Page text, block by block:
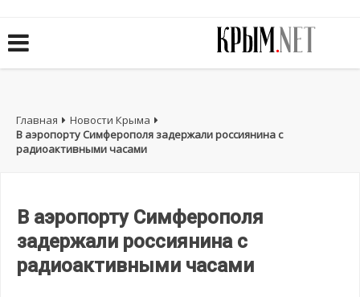
Главная
Новости Крыма
В аэропорту Симферополя задержали россиянина с
радиоактивными часами
В аэропорту Симферополя
задержали россиянина с
радиоактивными часами